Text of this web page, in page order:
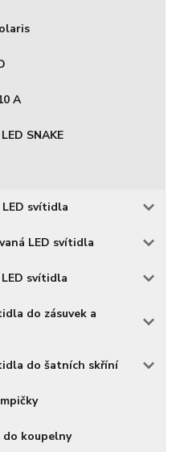
A
LED SNAKE
LED svítidla
LED svítidla
svítidla
do zásuvek a
do šatních skříní
koupelny